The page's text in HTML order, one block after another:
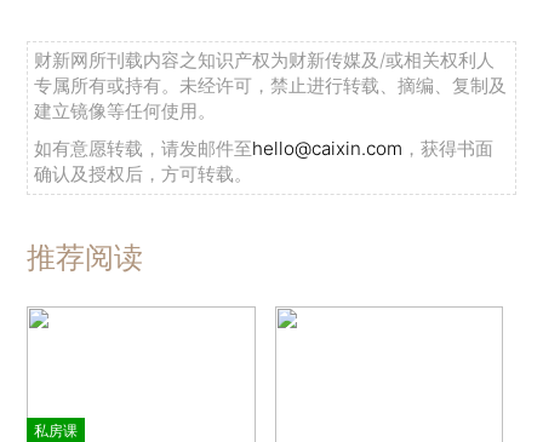
财新网所刊载内容之知识产权为财新传媒及/或相关权利人
专属所有或持有。未经许可，禁止进行转载、摘编、复制及
建立镜像等任何使用。
如有意愿转载，请发邮件至hello@caixin.com ，获得书面
确认及授权后，方可转载。
推荐阅读
私房课